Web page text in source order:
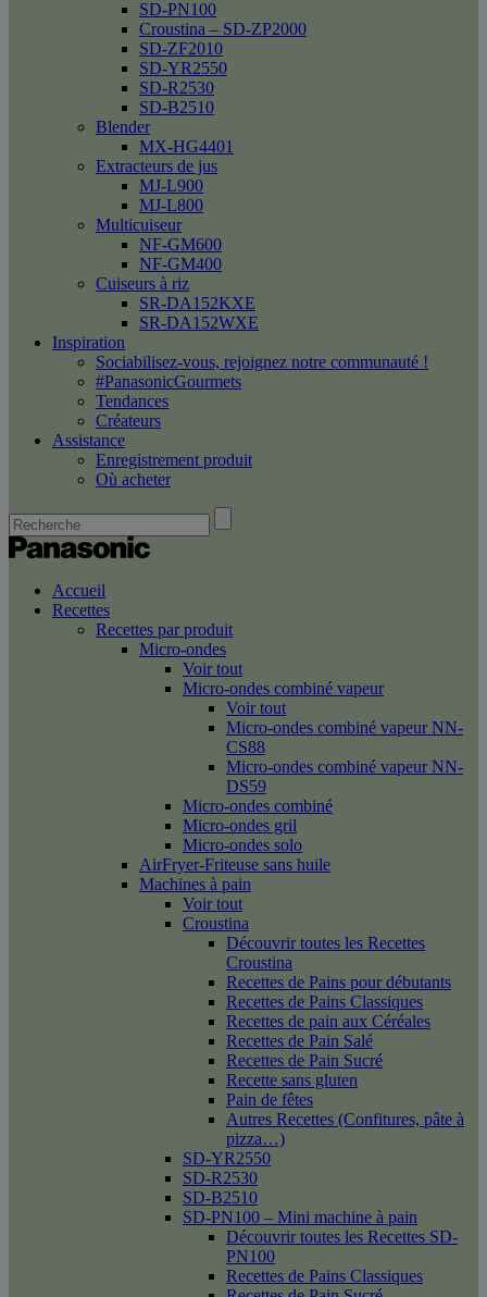
SD-PN100
Croustina – SD-ZP2000
SD-ZF2010
SD-YR2550
SD-R2530
SD-B2510
Blender
MX-HG4401
Extracteurs de jus
MJ-L900
MJ-L800
Multicuiseur
NF-GM600
NF-GM400
Cuiseurs à riz
SR-DA152KXE
SR-DA152WXE
Inspiration
Sociabilisez-vous, rejoignez notre communauté !
#PanasonicGourmets
Tendances
Créateurs
Assistance
Enregistrement produit
Où acheter
Accueil
Recettes
Recettes par produit
Micro-ondes
Voir tout
Micro-ondes combiné vapeur
Voir tout
Micro-ondes combiné vapeur NN-
CS88
Micro-ondes combiné vapeur NN-
DS59
Micro-ondes combiné
Micro-ondes gril
Micro-ondes solo
AirFryer-Friteuse sans huile
Machines à pain
Voir tout
Croustina
Découvrir toutes les Recettes
Croustina
Recettes de Pains pour débutants
Recettes de Pains Classiques
Recettes de pain aux Céréales
Recettes de Pain Salé
Recettes de Pain Sucré
Recette sans gluten
Pain de fêtes
Autres Recettes (Confitures, pâte à
pizza…)
SD-YR2550
SD-R2530
SD-B2510
SD-PN100 – Mini machine à pain
Découvrir toutes les Recettes SD-
PN100
Recettes de Pains Classiques